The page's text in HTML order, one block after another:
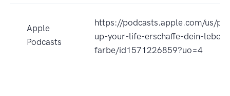
Apple
Podcasts
https://podcasts.apple.com/us/
up-your-life-erschaffe-dein-
farbe/id1571226859?uo=4